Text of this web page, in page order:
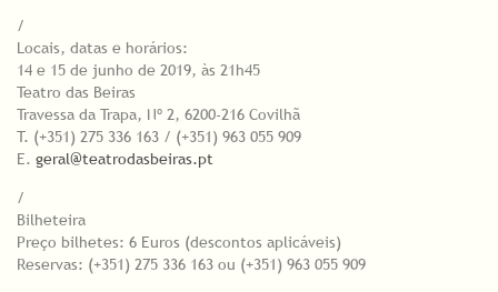
/
Locais, datas e horários:
14 e 15 de junho de 2019, às 21h45
Teatro das Beiras
Travessa da Trapa, Nº 2, 6200-216 Covilhã
T. (+351) 275 336 163 / (+351) 963 055 909
E. geral@teatrodasbeiras.pt
/
Bilheteira
Preço bilhetes: 6 Euros (descontos aplicáveis)
Reservas: (+351) 275 336 163 ou (+351) 963 055 909